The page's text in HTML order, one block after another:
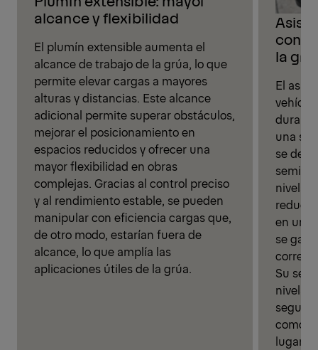
alcance y flexibilidad
El plumín extensible aumenta el
alcance de trabajo de la grúa, lo que
permite elevar cargas a mayores
alturas y distancias. Este alcance
adicional permite superar obstáculos,
mejorar el posicionamiento en
espacios reducidos y ofrecer una
mayor flexibilidad en obras
complejas. Gracias al control preciso
y al rendimiento estable, se pueden
manipular con eficiencia cargas que,
de otro modo, estarían fuera de
alcance, lo que amplía las
aplicaciones útiles de la grúa.
la
El
una
se
reduce
en un
se
Su
lugar